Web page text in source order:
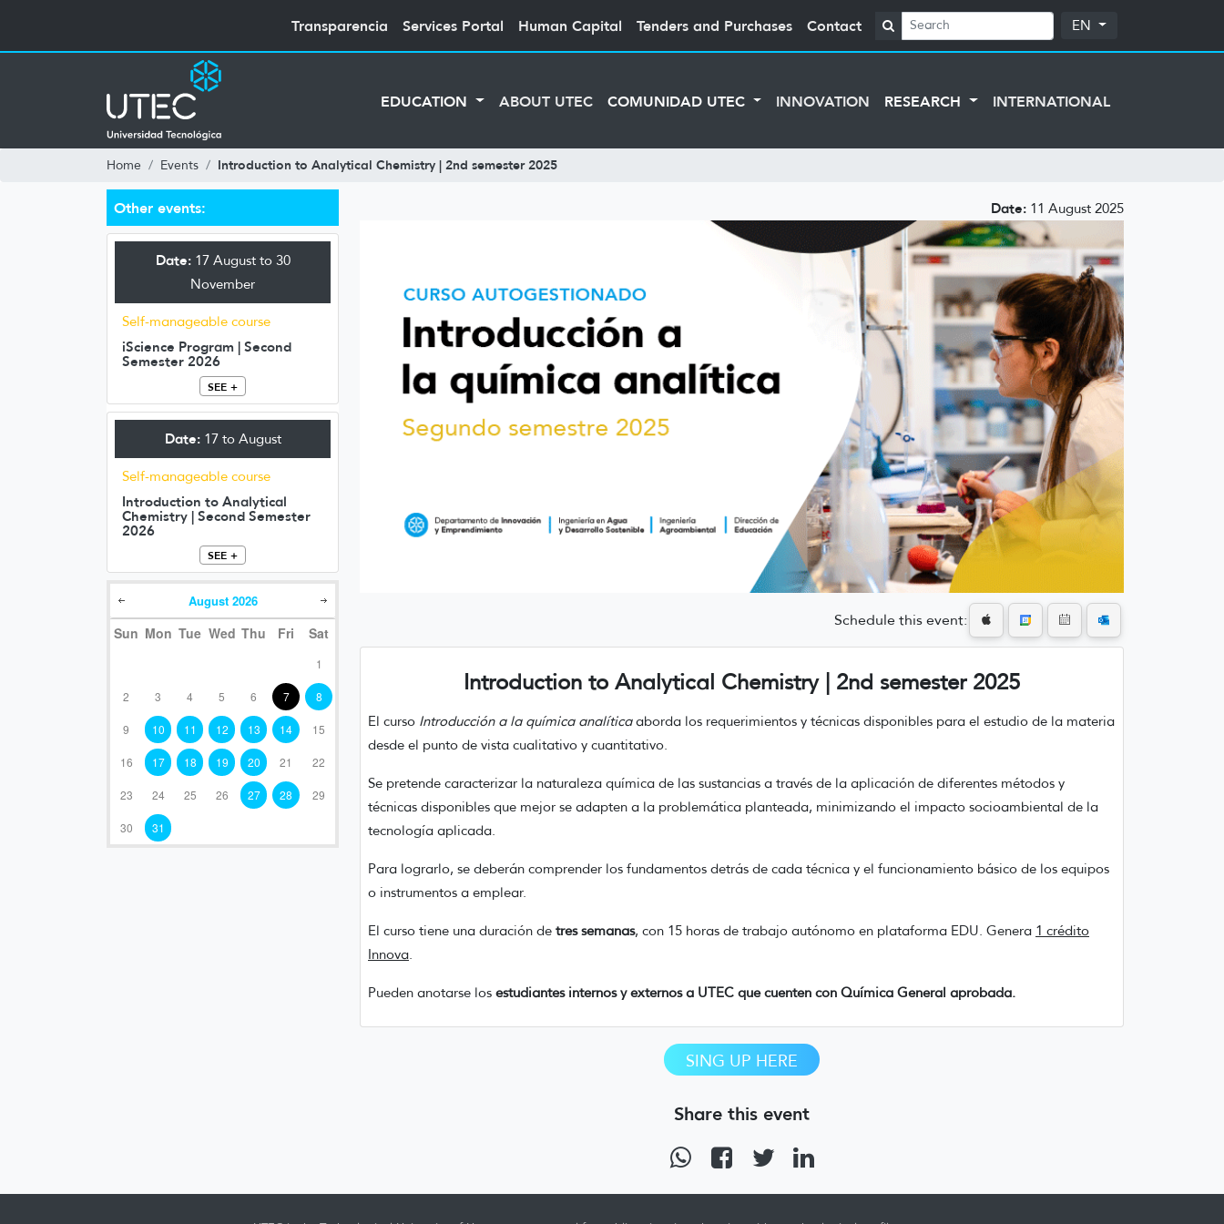
Transparencia Services Portal Human Capital Tenders and Purchases Contact EN
EDUCATION ABOUT UTEC COMUNIDAD UTEC INNOVATION RESEARCH INTERNATIONAL
Home Events Introduction to Analytical Chemistry | 2nd semester 2025
Other events:
Date:17 August to 30
November
Self-manageable course
iScience Program | Second
Semester 2026
SEE +
Date:17 to August
Self-manageable course
Introduction to Analytical
Chemistry | Second Semester
2026
SEE +
August 2026
Sun Mon Tue Wed Thu Fri Sat
1
2 3 4 5 6 7 8
9 10 11 12 13 14 15
16 17 18 19 20 21 22
23 24 25 26 27 28 29
30 31
Date: 11 August 2025
Schedule this event:
Introduction to Analytical Chemistry | 2nd semester 2025
El curso Introducción a la química analítica aborda los requerimientos y técnicas disponibles para el estudio de la materia
desde el punto de vista cualitativo y cuantitativo.
Se pretende caracterizar la naturaleza química de las sustancias a través de la aplicación de diferentes métodos y
técnicas disponibles que mejor se adapten a la problemática planteada, minimizando el impacto socioambiental de la
tecnología aplicada.
Para lograrlo, se deberán comprender los fundamentos detrás de cada técnica y el funcionamiento básico de los equipos
o instrumentos a emplear.
El curso tiene una duración de tres semanas, con 15 horas de trabajo autónomo en plataforma EDU. Genera 1 crédito
Innova.
Pueden anotarse los estudiantes internos y externos a UTEC que cuenten con Química General aprobada.
SING UP HERE
Share this event